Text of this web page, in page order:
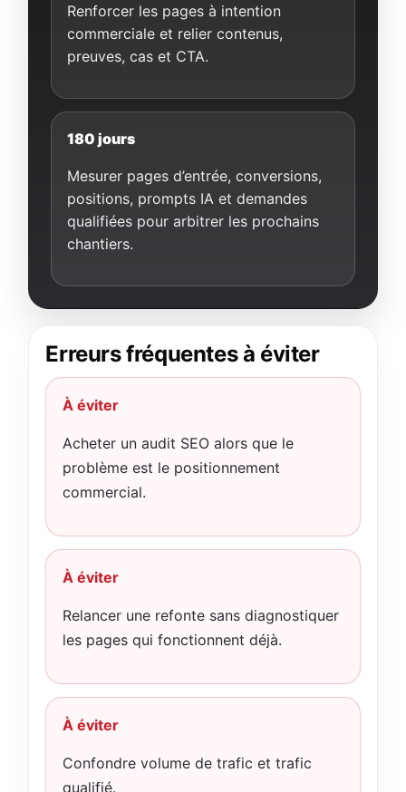
Renforcer les pages à intention
commerciale et relier contenus,
preuves, cas et CTA.
180 jours
Mesurer pages d’entrée, conversions,
positions, prompts IA et demandes
qualifiées pour arbitrer les prochains
chantiers.
Erreurs fréquentes à éviter
À éviter
Acheter un audit SEO alors que le
problème est le positionnement
commercial.
À éviter
Relancer une refonte sans diagnostiquer
les pages qui fonctionnent déjà.
À éviter
Confondre volume de trafic et trafic
qualifié.